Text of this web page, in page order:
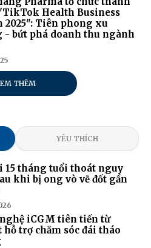
Health Business
2025": Tiên phong xu
- bứt phá doanh thu ngành
THÊM
YÊU THÍCH
15 tháng tuổi thoát nguy
khi bị ong vò vẽ đốt gần
iCGM tiên tiến từ
hỗ trợ chăm sóc đái tháo